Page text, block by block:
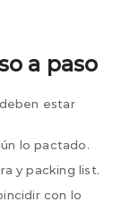
a paso
estar
lo pactado.
y packing list.
con lo